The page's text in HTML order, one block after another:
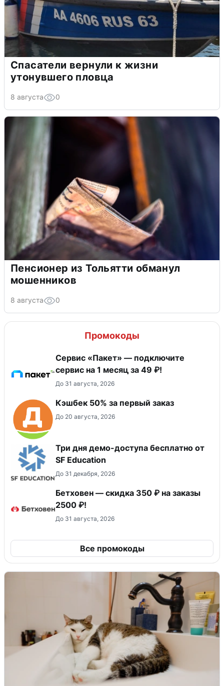
Спасатели вернули к жизни
утонувшего пловца
8 августа 0
Пенсионер из Тольятти обманул
мошенников
8 августа 0
Промокоды
Сервис «Пакет» — подключите
сервис на 1 месяц за 49 ₽!
До 31 августа, 2026
Кэшбек 50% за первый заказ
До 20 августа, 2026
Три дня демо-доступа бесплатно от
SF Education
До 31 декабря, 2026
Бетховен — скидка 350 ₽ на заказы
2500 ₽!
До 31 августа, 2026
Все промокоды